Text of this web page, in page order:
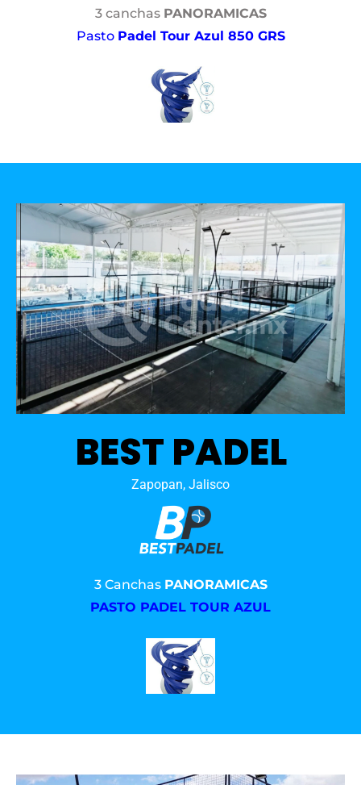
3 canchas PANORAMICAS
Pasto Padel Tour Azul 850 GRS
BEST PADEL
Zapopan, Jalisco
3 Canchas PANORAMICAS
PASTO PADEL TOUR AZUL